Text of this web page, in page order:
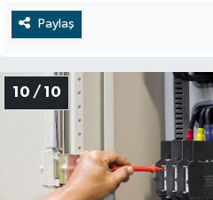
Paylaş
10 / 10